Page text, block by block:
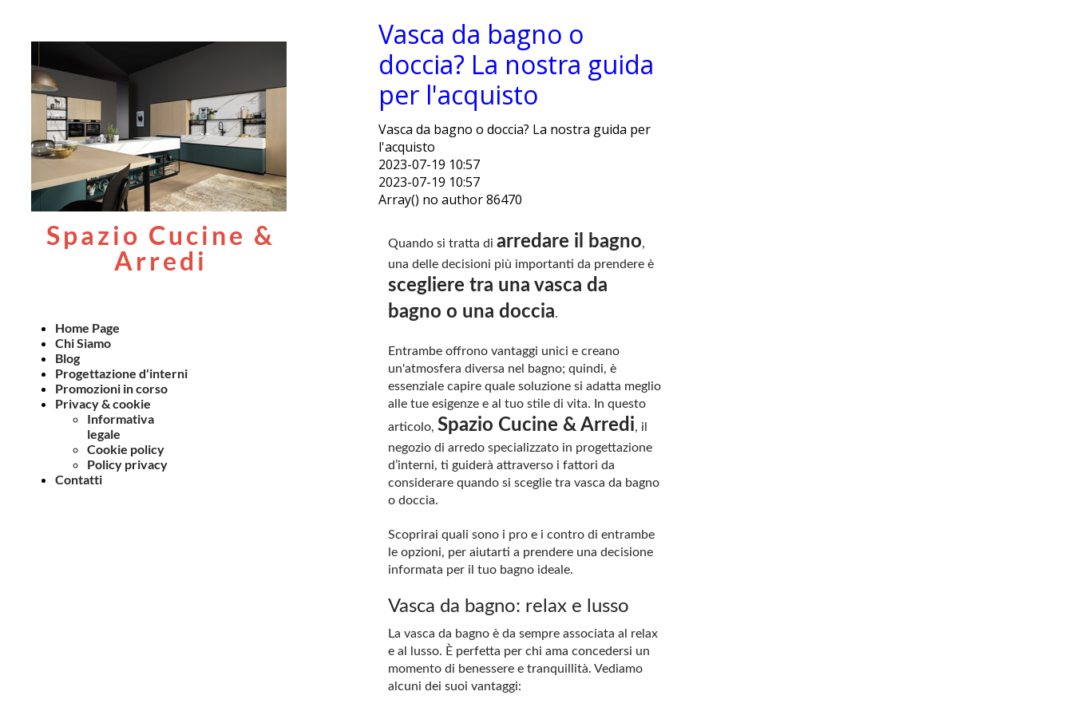
Vasca da bagno o
doccia? La nostra guida
per l'acquisto
Vasca da bagno o doccia? La nostra guida per
l'acquisto
2023-07-19 10:57
2023-07-19 10:57
Array() no author 86470
Quando si tratta di arredare il bagno,
una delle decisioni più importanti da prendere è
scegliere tra una vasca da
bagno o una doccia.
Entrambe offrono vantaggi unici e creano
un'atmosfera diversa nel bagno; quindi, è
essenziale capire quale soluzione si adatta meglio
alle tue esigenze e al tuo stile di vita. In questo
articolo, Spazio Cucine & Arredi, il
negozio di arredo specializzato in progettazione
d’interni, ti guiderà attraverso i fattori da
considerare quando si sceglie tra vasca da bagno
o doccia.
Scoprirai quali sono i pro e i contro di entrambe
le opzioni, per aiutarti a prendere una decisione
informata per il tuo bagno ideale.
Vasca da bagno: relax e lusso
La vasca da bagno è da sempre associata al relax
e al lusso. È perfetta per chi ama concedersi un
momento di benessere e tranquillità. Vediamo
alcuni dei suoi vantaggi:
Spazio Cucine &
Arredi
Home Page
Chi Siamo
Blog
Progettazione d'interni
Promozioni in corso
Privacy & cookie
Informativa
legale
Cookie policy
Policy privacy
Contatti